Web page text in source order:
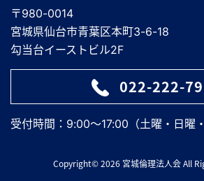
〒980-0014
宮城県仙台市青葉区本町3-6-18
勾当台イーストビル2F
022-222-
受付時間：9:00～17:00（土曜・日曜
Copyright© 2026 宮城倫理法人会 All